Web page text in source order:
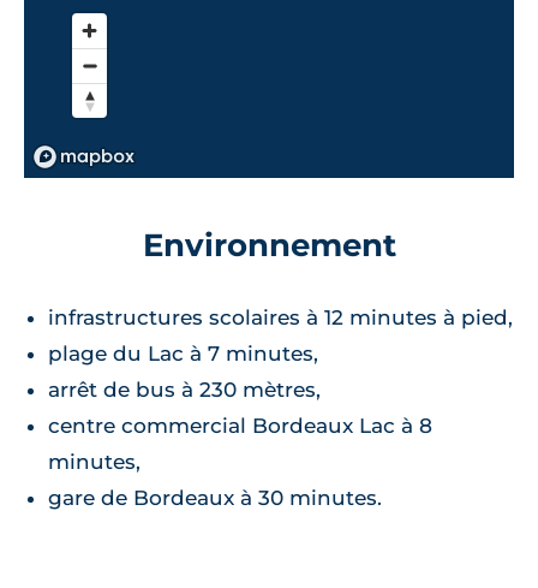
Environnement
infrastructures scolaires à 12 minutes à pied,
plage du Lac à 7 minutes,
arrêt de bus à 230 mètres,
centre commercial Bordeaux Lac à 8
minutes,
gare de Bordeaux à 30 minutes.